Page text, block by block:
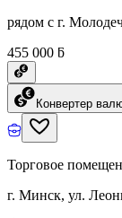
рядом с г.
455 000 ƃ
Конвертер
Торговое
г. Минск, ул.